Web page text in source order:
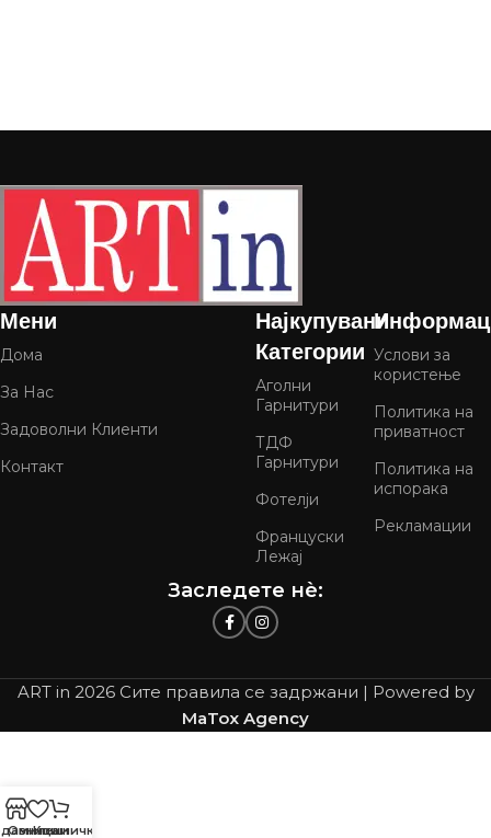
Мени
Дома
За Нас
Задоволни Клиенти
Контакт
Најкупувани
Категории
Аголни
Гарнитури
ТДФ
Гарнитури
Фотелји
Француски
Лежај
Услови за
користење
Политика на
приватност
Политика на
испорака
Рекламации
Заследете нѐ:
ART in 2026 Сите правила се задржани | Powered by
MaTox Agency
Омилени
Кошничка